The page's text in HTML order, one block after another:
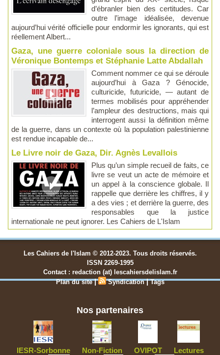
d’ébranler bien des certitudes. Car
outre l’image idéalisée, devenue
aujourd’hui vérité officielle pour endormir les ignorants, qui est
réellement Albert...
Gaza, une guerre coloniale sous la direction de
Véronique Bontemps et Stéphanie Latte Abdallah
Comment nommer ce qui se déroule
aujourd’hui à Gaza ? Génocide,
culturicide, futuricide, — autant de
termes mobilisés pour appréhender
l’ampleur des destructions, mais qui
interrogent aussi la définition même
de la guerre, dans un contexte où la population palestinienne
est rendue incapable de...
Le Livre noir de Gaza, Dir. Agnès Levallois
Plus qu’un simple recueil de faits, ce
livre se veut un acte de mémoire et
un appel à la conscience globale. Il
rappelle que derrière les chiffres, il y
a des vies ; et derrière la guerre, des
responsables que la justice
internationale ne peut ignorer. Les Cahiers de L'Islam
Les Cahiers de l'Islam © 2012-2023. Tous droits réservés.
ISSN 2269-1995
Contact : redaction (at) lescahiersdelislam.fr
Plan du site | Syndication |Tags
Nos partenaires
IESR-Sorbonne Non-Fiction OVIPOT Lectures